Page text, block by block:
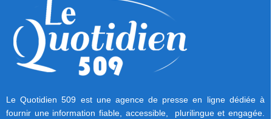
Le Quotidien 509 est une agence de presse en ligne dédiée à
fournir une information fiable, accessible, plurilingue et engagée.